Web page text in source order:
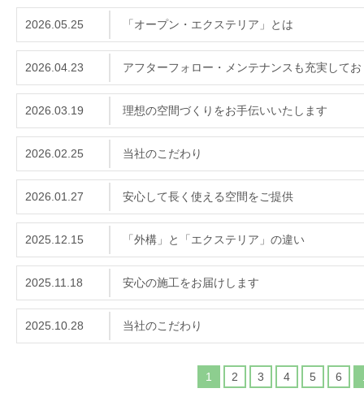
2026.05.25 「オープン・エクステリア」とは
2026.04.23 アフターフォロー・メンテナンスも充実して
2026.03.19 理想の空間づくりをお手伝いいたします
2026.02.25 当社のこだわり
2026.01.27 安心して長く使える空間をご提供
2025.12.15 「外構」と「エクステリア」の違い
2025.11.18 安心の施工をお届けします
2025.10.28 当社のこだわり
1 2 3 4 5 6